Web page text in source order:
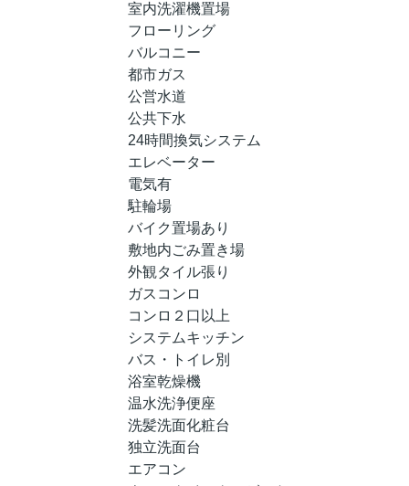
室内洗濯機置場
フローリング
バルコニー
都市ガス
公営水道
公共下水
24時間換気システム
エレベーター
電気有
駐輪場
バイク置場あり
敷地内ごみ置き場
外観タイル張り
ガスコンロ
コンロ２口以上
システムキッチン
バス・トイレ別
浴室乾燥機
温水洗浄便座
洗髪洗面化粧台
独立洗面台
エアコン